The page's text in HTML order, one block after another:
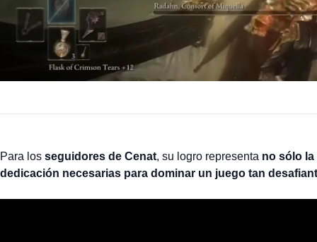
Para los seguidores de Cenat, su logro representa no sólo
dedicación necesarias para dominar un juego tan